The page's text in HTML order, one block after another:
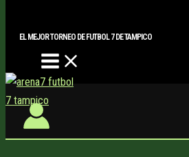
EL MEJOR TORNEO DE FUTBOL 7 DE TAMPICO